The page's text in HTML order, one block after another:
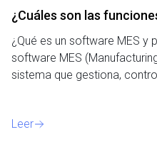
¿Cuáles son las
¿Qué es un software MES
software MES
sistema que gestiona,
Leer